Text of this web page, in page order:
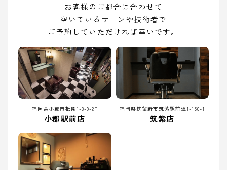
お客様のご都合に合わせて
空いているサロンや技術者で
ご予約していただければ幸いです。
福岡県小郡市祇園1-8-9-2F
小郡駅前店
福岡県筑紫野市筑紫駅前通1-150-1
筑紫店